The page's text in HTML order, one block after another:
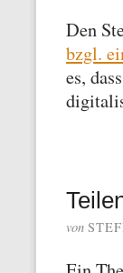
Den
bzgl.
es,
von